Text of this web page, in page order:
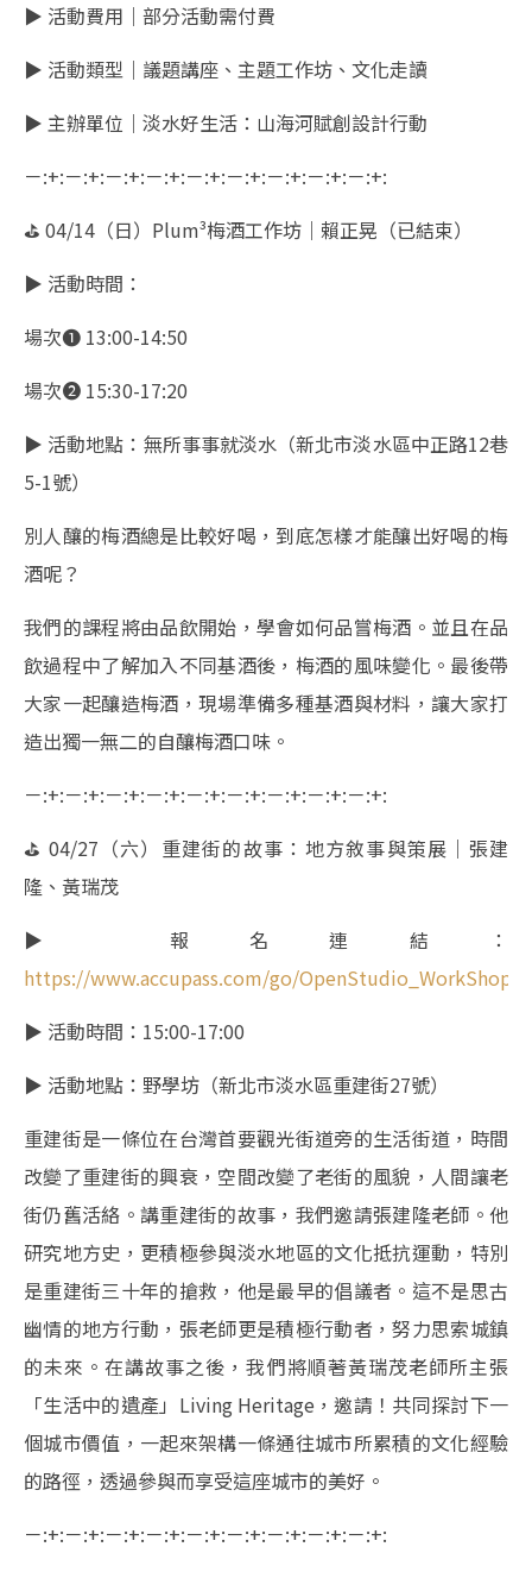
▶︎ 活動費用｜部分活動需付費
▶︎ 活動類型｜議題講座、主題工作坊、文化走讀
▶︎ 主辦單位｜淡水好生活：山海河賦創設計行動
－:+:－:+:－:+:－:+:－:+:－:+:－:+:－:+:－:+:
⛳︎ 04/14（日）Plum³梅酒工作坊｜賴正晃（已結束）
▶︎ 活動時間：
場次❶ 13:00-14:50
場次❷ 15:30-17:20
▶︎ 活動地點：無所事事就淡水（新北市淡水區中正路12巷
5-1號）
別人釀的梅酒總是比較好喝，到底怎樣才能釀出好喝的梅
酒呢？
我們的課程將由品飲開始，學會如何品嘗梅酒。並且在品
飲過程中了解加入不同基酒後，梅酒的風味變化。最後帶
大家一起釀造梅酒，現場準備多種基酒與材料，讓大家打
造出獨一無二的自釀梅酒口味。
－:+:－:+:－:+:－:+:－:+:－:+:－:+:－:+:－:+:
⛳︎ 04/27（六）重建街的故事：地方敘事與策展｜張建
隆、黃瑞茂
▶︎ 報名連結：
https://www.accupass.com/go/OpenStudio_WorkShop
▶︎ 活動時間：15:00-17:00
▶︎ 活動地點：野學坊（新北市淡水區重建街27號）
重建街是一條位在台灣首要觀光街道旁的生活街道，時間
改變了重建街的興衰，空間改變了老街的風貌，人間讓老
街仍舊活絡。講重建街的故事，我們邀請張建隆老師。他
研究地方史，更積極參與淡水地區的文化抵抗運動，特別
是重建街三十年的搶救，他是最早的倡議者。這不是思古
幽情的地方行動，張老師更是積極行動者，努力思索城鎮
的未來。在講故事之後，我們將順著黃瑞茂老師所主張
「生活中的遺產」Living Heritage，邀請！共同探討下一
個城市價值，一起來架構一條通往城市所累積的文化經驗
的路徑，透過參與而享受這座城市的美好。
－:+:－:+:－:+:－:+:－:+:－:+:－:+:－:+:－:+: